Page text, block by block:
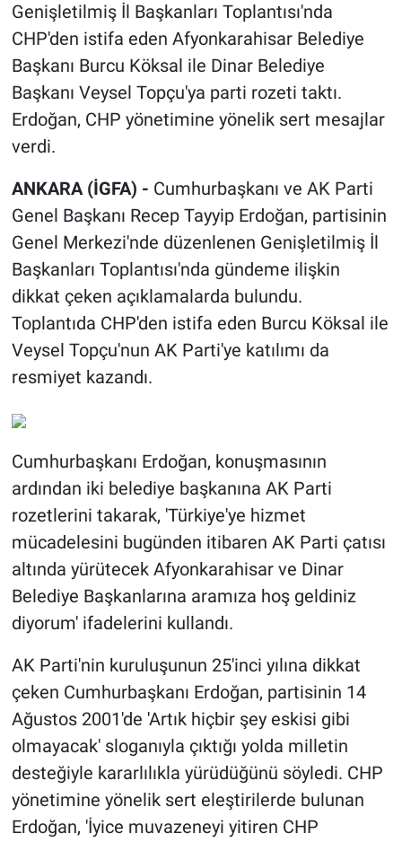
Genişletilmiş İl Başkanları Toplantısı'nda
CHP'den istifa eden Afyonkarahisar Belediye
Başkanı Burcu Köksal ile Dinar Belediye
Başkanı Veysel Topçu'ya parti rozeti taktı.
Erdoğan, CHP yönetimine yönelik sert mesajlar
verdi.
ANKARA (İGFA) - Cumhurbaşkanı ve AK Parti
Genel Başkanı Recep Tayyip Erdoğan, partisinin
Genel Merkezi'nde düzenlenen Genişletilmiş İl
Başkanları Toplantısı'nda gündeme ilişkin
dikkat çeken açıklamalarda bulundu.
Toplantıda CHP'den istifa eden Burcu Köksal ile
Veysel Topçu'nun AK Parti'ye katılımı da
resmiyet kazandı.
Cumhurbaşkanı Erdoğan, konuşmasının
ardından iki belediye başkanına AK Parti
rozetlerini takarak, 'Türkiye'ye hizmet
mücadelesini bugünden itibaren AK Parti çatısı
altında yürütecek Afyonkarahisar ve Dinar
Belediye Başkanlarına aramıza hoş geldiniz
diyorum' ifadelerini kullandı.
AK Parti'nin kuruluşunun 25'inci yılına dikkat
çeken Cumhurbaşkanı Erdoğan, partisinin 14
Ağustos 2001'de 'Artık hiçbir şey eskisi gibi
olmayacak' sloganıyla çıktığı yolda milletin
desteğiyle kararlılıkla yürüdüğünü söyledi. CHP
yönetimine yönelik sert eleştirilerde bulunan
Erdoğan, 'İyice muvazeneyi yitiren CHP